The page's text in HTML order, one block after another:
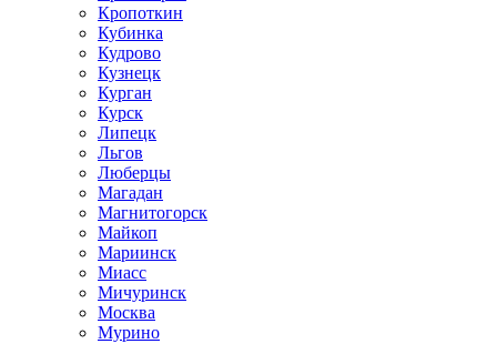
Кропоткин
Кубинка
Кудрово
Кузнецк
Курган
Курск
Липецк
Льгов
Люберцы
Магадан
Магнитогорск
Майкоп
Мариинск
Миасс
Мичуринск
Москва
Мурино